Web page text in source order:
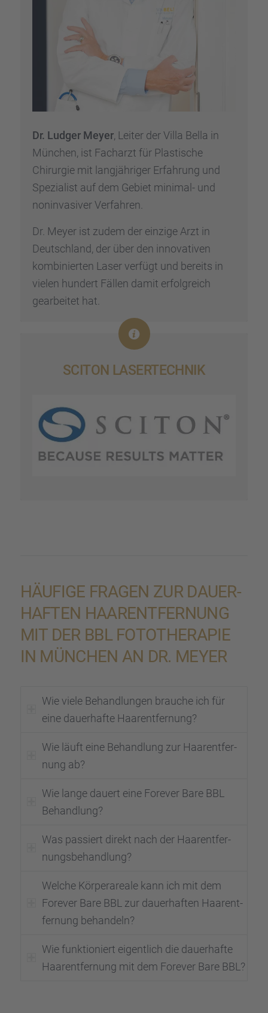
Dr. Ludger Meyer, Leiter der Villa Bella in
München, ist Facharzt für Plasti­sche
Chirur­gie mit langjäh­ri­ger Erfah­rung und
Spezia­list auf dem Gebiet minimal- und
nonin­va­si­ver Verfah­ren.
Dr. Meyer ist zudem der einzige Arzt in
Deutsch­land, der über den innova­ti­ven
kombi­nier­ten Laser verfügt und bereits in
vielen hundert Fällen damit erfolg­reich
gearbei­tet hat.
SCITON LASER­TECH­NIK
HÄUFIGE FRAGEN ZUR DAUER­
HAF­TEN HAARENT­FER­NUNG
MIT DER BBL FOTOTHE­RA­PIE
IN MÜNCHEN AN DR. MEYER
Wie viele Behand­lun­gen brauche ich für
eine dauer­hafte Haarent­fer­nung?
Wie läuft eine Behand­lung zur Haarent­fer­
nung ab?
Wie lange dauert eine Forever Bare BBL
Behand­lung?
Was passiert direkt nach der Haarent­fer­
nungs­be­hand­lung?
Welche Körper­areale kann ich mit dem
Forever Bare BBL zur dauer­haf­ten Haarent­
fer­nung behan­deln?
Wie funktio­niert eigent­lich die dauer­hafte
Haarent­fer­nung mit dem Forever Bare BBL?